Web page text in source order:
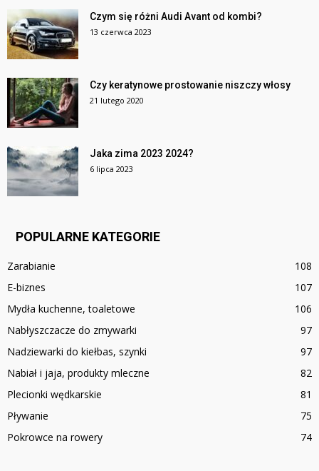
Czym się różni Audi Avant od kombi?
13 czerwca 2023
Czy keratynowe prostowanie niszczy włosy
21 lutego 2020
Jaka zima 2023 2024?
6 lipca 2023
POPULARNE KATEGORIE
Zarabianie
108
E-biznes
107
Mydła kuchenne, toaletowe
106
Nabłyszczacze do zmywarki
97
Nadziewarki do kiełbas, szynki
97
Nabiał i jaja, produkty mleczne
82
Plecionki wędkarskie
81
Pływanie
75
Pokrowce na rowery
74